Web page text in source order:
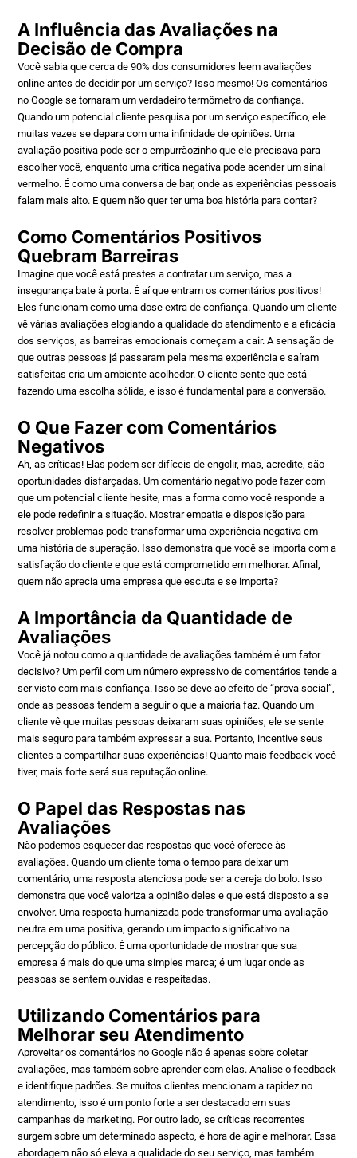
A Influência das Avaliações na
Decisão de Compra
Você sabia que cerca de 90% dos consumidores leem avaliações
online antes de decidir por um serviço? Isso mesmo! Os comentários
no Google se tornaram um verdadeiro termômetro da confiança.
Quando um potencial cliente pesquisa por um serviço específico, ele
muitas vezes se depara com uma infinidade de opiniões. Uma
avaliação positiva pode ser o empurrãozinho que ele precisava para
escolher você, enquanto uma crítica negativa pode acender um sinal
vermelho. É como uma conversa de bar, onde as experiências pessoais
falam mais alto. E quem não quer ter uma boa história para contar?
Como Comentários Positivos
Quebram Barreiras
Imagine que você está prestes a contratar um serviço, mas a
insegurança bate à porta. É aí que entram os comentários positivos!
Eles funcionam como uma dose extra de confiança. Quando um cliente
vê várias avaliações elogiando a qualidade do atendimento e a eficácia
dos serviços, as barreiras emocionais começam a cair. A sensação de
que outras pessoas já passaram pela mesma experiência e saíram
satisfeitas cria um ambiente acolhedor. O cliente sente que está
fazendo uma escolha sólida, e isso é fundamental para a conversão.
O Que Fazer com Comentários
Negativos
Ah, as críticas! Elas podem ser difíceis de engolir, mas, acredite, são
oportunidades disfarçadas. Um comentário negativo pode fazer com
que um potencial cliente hesite, mas a forma como você responde a
ele pode redefinir a situação. Mostrar empatia e disposição para
resolver problemas pode transformar uma experiência negativa em
uma história de superação. Isso demonstra que você se importa com a
satisfação do cliente e que está comprometido em melhorar. Afinal,
quem não aprecia uma empresa que escuta e se importa?
A Importância da Quantidade de
Avaliações
Você já notou como a quantidade de avaliações também é um fator
decisivo? Um perfil com um número expressivo de comentários tende a
ser visto com mais confiança. Isso se deve ao efeito de “prova social”,
onde as pessoas tendem a seguir o que a maioria faz. Quando um
cliente vê que muitas pessoas deixaram suas opiniões, ele se sente
mais seguro para também expressar a sua. Portanto, incentive seus
clientes a compartilhar suas experiências! Quanto mais feedback você
tiver, mais forte será sua reputação online.
O Papel das Respostas nas
Avaliações
Não podemos esquecer das respostas que você oferece às
avaliações. Quando um cliente toma o tempo para deixar um
comentário, uma resposta atenciosa pode ser a cereja do bolo. Isso
demonstra que você valoriza a opinião deles e que está disposto a se
envolver. Uma resposta humanizada pode transformar uma avaliação
neutra em uma positiva, gerando um impacto significativo na
percepção do público. É uma oportunidade de mostrar que sua
empresa é mais do que uma simples marca; é um lugar onde as
pessoas se sentem ouvidas e respeitadas.
Utilizando Comentários para
Melhorar seu Atendimento
Aproveitar os comentários no Google não é apenas sobre coletar
avaliações, mas também sobre aprender com elas. Analise o feedback
e identifique padrões. Se muitos clientes mencionam a rapidez no
atendimento, isso é um ponto forte a ser destacado em suas
campanhas de marketing. Por outro lado, se críticas recorrentes
surgem sobre um determinado aspecto, é hora de agir e melhorar. Essa
abordagem não só eleva a qualidade do seu serviço, mas também